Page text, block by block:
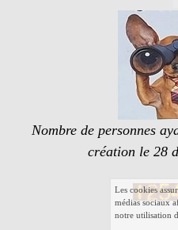
Nombre de personnes
création le 28
Les cookies
médias sociaux
notre utilisation